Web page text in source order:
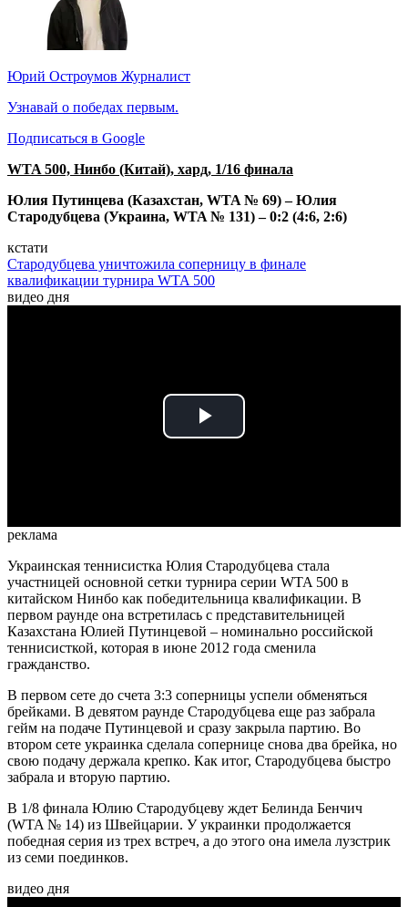
Юрий Остроумов Журналист
Узнавай о победах первым.
Подписаться в Google
WTA 500, Нинбо (Китай), хард, 1/16 финала
Юлия Путинцева (Казахстан, WTA № 69) – Юлия
Стародубцева (Украина, WTA № 131) – 0:2 (4:6, 2:6)
кстати
Стародубцева уничтожила соперницу в финале
квалификации турнира WTA 500
видео дня
Play
реклама
Украинская теннисистка Юлия Стародубцева стала
участницей основной сетки турнира серии WTA 500 в
китайском Нинбо как победительница квалификации. В
первом раунде она встретилась с представительницей
Казахстана Юлией Путинцевой – номинально российской
теннисисткой, которая в июне 2012 года сменила
гражданство.
В первом сете до счета 3:3 соперницы успели обменяться
брейками. В девятом раунде Стародубцева еще раз забрала
гейм на подаче Путинцевой и сразу закрыла партию. Во
втором сете украинка сделала сопернице снова два брейка, но
свою подачу держала крепко. Как итог, Стародубцева быстро
забрала и вторую партию.
В 1/8 финала Юлию Стародубцеву ждет Белинда Бенчич
(WTA № 14) из Швейцарии. У украинки продолжается
победная серия из трех встреч, а до этого она имела лузстрик
из семи поединков.
видео дня